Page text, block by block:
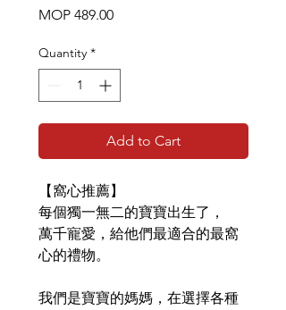
MOP 489.00Price
Quantity *
Add to Cart
【窩心推薦】
每個獨一無二的寶寶出生了，
萬千寵愛，給他們最適合的最窩
心的禮物。
我們是寶寶的媽媽，在選擇各種